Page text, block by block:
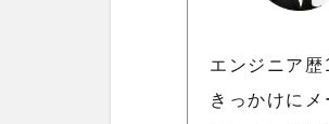
エンジニア
きっかけに